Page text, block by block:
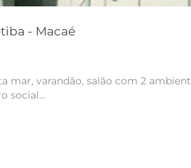
Apartamento em Imbetiba - Macaé
mar, varandão, salão com 2
social...